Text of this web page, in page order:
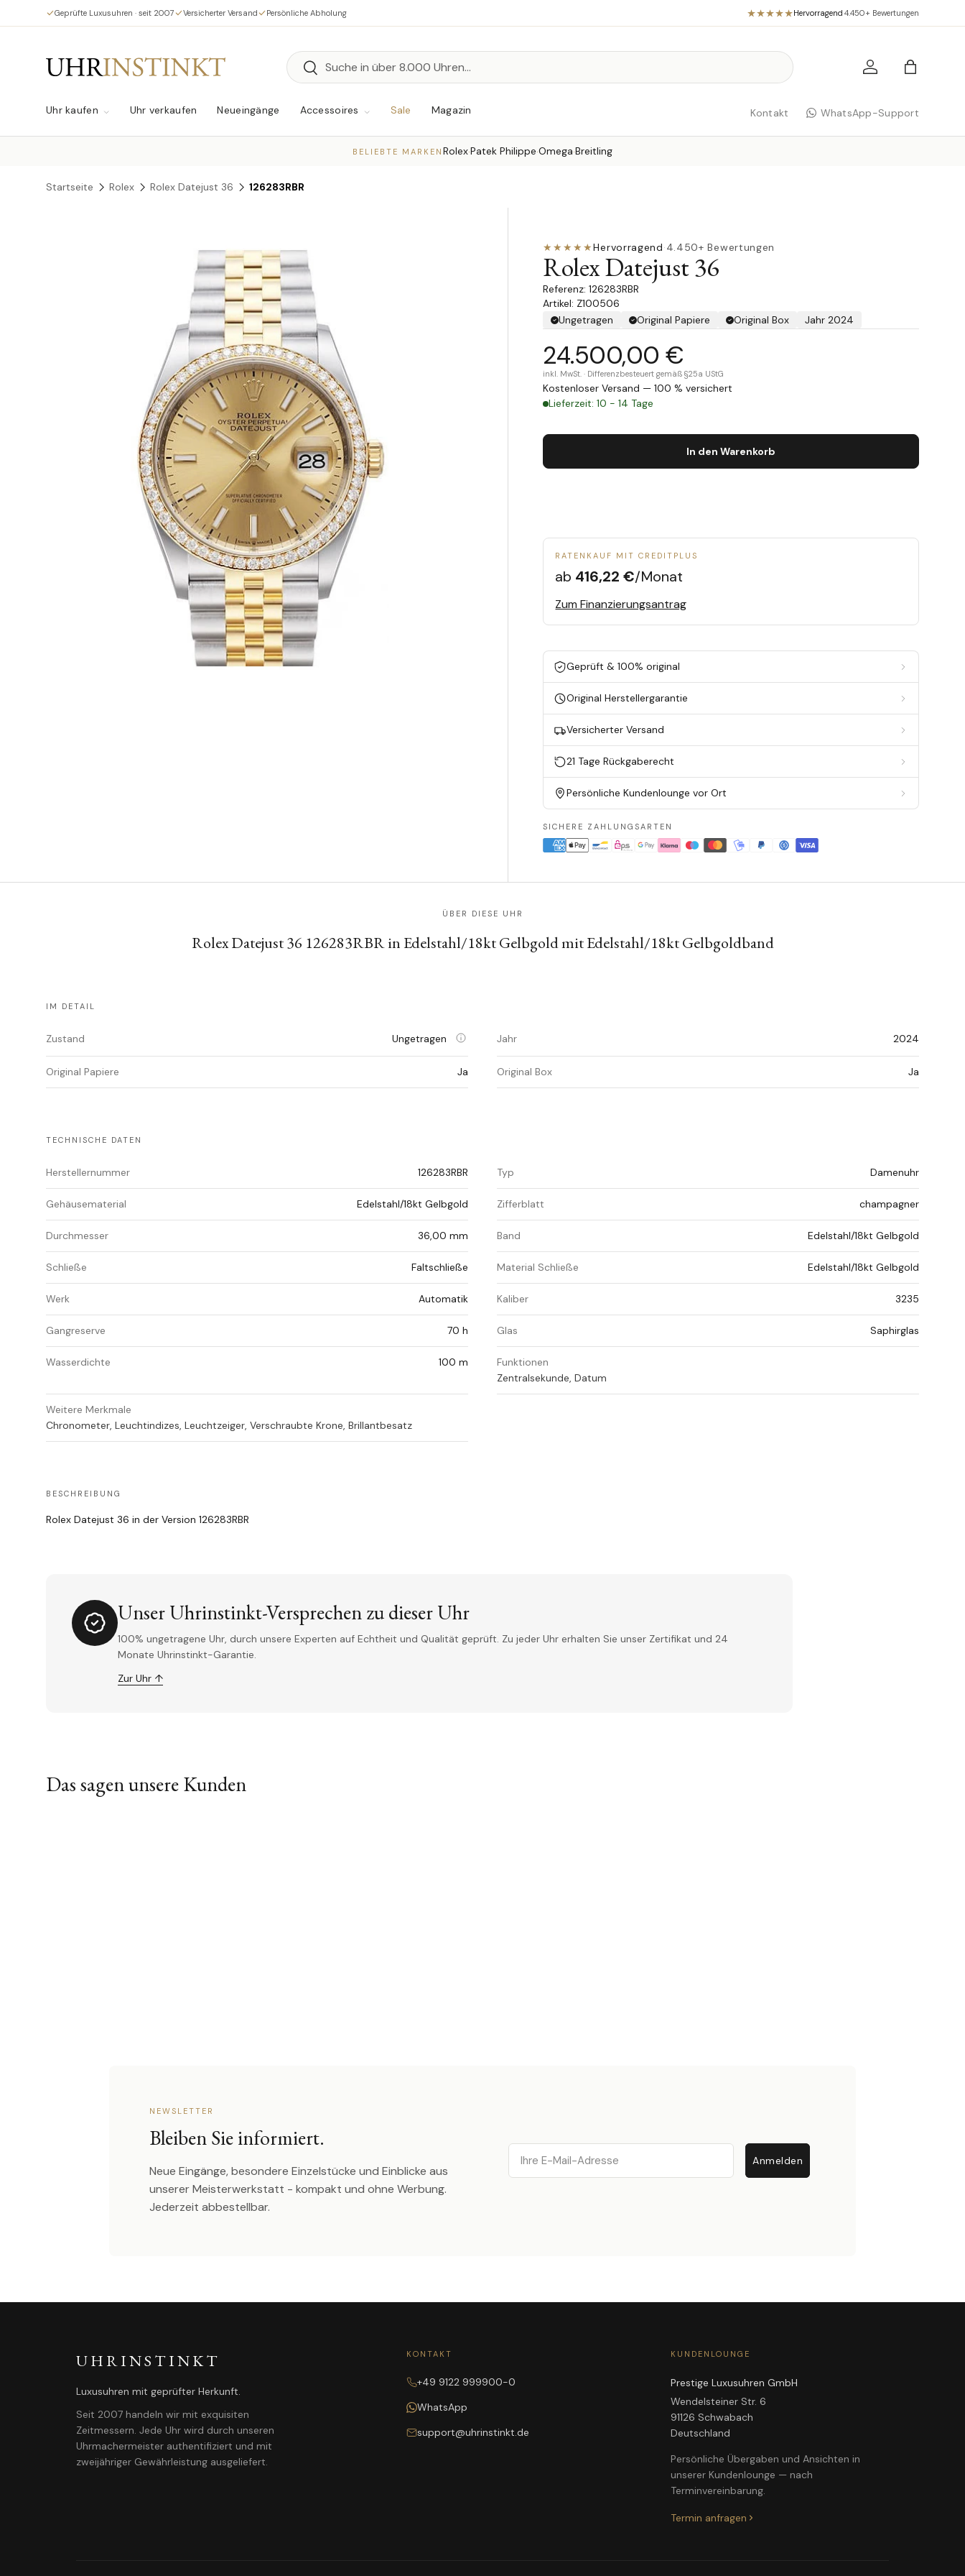
Direkt zum Inhalt
Geprüfte Luxusuhren · seit 2007 Versicherter Versand Persönliche Abholung Hervorragend·4.450+ Bewertungen
Suchen
Suchen Einloggen
Uhr kaufen Uhr verkaufen Neueingänge Accessoires Sale Magazin Kontakt WhatsApp-Support
BELIEBTE MARKEN Rolex·Patek Philippe·Omega·Breitling
Startseite Rolex Rolex Datejust 36 126283RBR
Zu Produktinformationen springen
★★★★★Hervorragend·4.450+ Bewertungen
Rolex Datejust 36
126283RBR
Artikel: Z100506
Ungetragen
Original Papiere Original Box Jahr 2024
24.500,00 €
inkl. MwSt. · Differenzbesteuert gemäß §25a UStG
Kostenloser Versand — 100 % versichert
Lieferzeit: 10 - 14 Tage
In den Warenkorb
RATENKAUF MIT CREDITPLUS
ab 416,22 €/Monat
Zum Finanzierungsantrag
Geprüft & 100% original
Original Herstellergarantie
Versicherter Versand
21 Tage Rückgaberecht
Persönliche Kundenlounge vor Ort
SICHERE ZAHLUNGSARTEN
ÜBER DIESE UHR
Rolex Datejust 36 126283RBR in Edelstahl/18kt Gelbgold mit Edelstahl/18kt Gelbgoldband
IM DETAIL
Zustand Ungetragen Jahr 2024
Original Papiere Ja Original Box Ja
TECHNISCHE DATEN
Herstellernummer 126283RBR Typ Damenuhr
Gehäusematerial Edelstahl/18kt Gelbgold Zifferblatt champagner
Durchmesser 36,00 mm Band Edelstahl/18kt Gelbgold
Schließe Faltschließe Material Schließe Edelstahl/18kt Gelbgold
Werk Automatik Kaliber 3235
Gangreserve 70 h Glas Saphirglas
Wasserdichte 100 m
Funktionen
Zentralsekunde, Datum
Weitere Merkmale
Chronometer, Leuchtindizes, Leuchtzeiger, Verschraubte Krone, Brillantbesatz
BESCHREIBUNG
Rolex Datejust 36 in der Version 126283RBR
Unser Uhrinstinkt-Versprechen zu dieser Uhr
100% ungetragene Uhr, durch unsere Experten auf Echtheit und Qualität geprüft. Zu jeder Uhr erhalten Sie unser Zertifikat und 24
Monate Uhrinstinkt-Garantie.
Zur Uhr ↑
Das sagen unsere Kunden
NEWSLETTER
Bleiben Sie informiert.
Neue Eingänge, besondere Einzelstücke und Einblicke aus
unserer Meisterwerkstatt - kompakt und ohne Werbung.
Jederzeit abbestellbar.
Email
Anmelden
UHRINSTINKT
Luxusuhren mit geprüfter Herkunft.
Seit 2007 handeln wir mit exquisiten
Zeitmessern. Jede Uhr wird durch unseren
Uhrmachermeister authentifiziert und mit
zweijähriger Gewährleistung ausgeliefert.
KONTAKT
+49 9122 999900-0
WhatsApp
support@uhrinstinkt.de
KUNDENLOUNGE
Prestige Luxusuhren GmbH
Wendelsteiner Str. 6
91126 Schwabach
Deutschland
Persönliche Übergaben und Ansichten in
unserer Kundenlounge — nach
Terminvereinbarung.
Termin anfragen